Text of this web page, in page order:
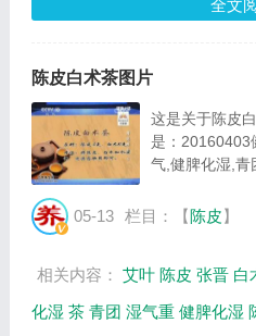
全文
陈皮白术茶图片
这是关于陈皮
是：20160403
气,健脾化湿,青
05-13 栏目：【陈皮】
相关内容： 艾叶 陈皮 张晋 白
化湿 茶 青团 湿气重 健脾化湿